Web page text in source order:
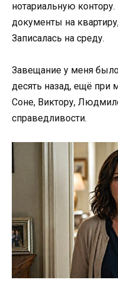
нотариальную
документы на
Записалась на среду.
Завещание у меня
десять назад, ещё при
Соне, Виктору,
справедливости.